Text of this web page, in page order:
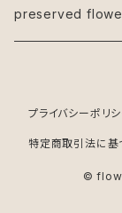
鉢物
preserved
プライバシーポリ
特定商取引法に基
©